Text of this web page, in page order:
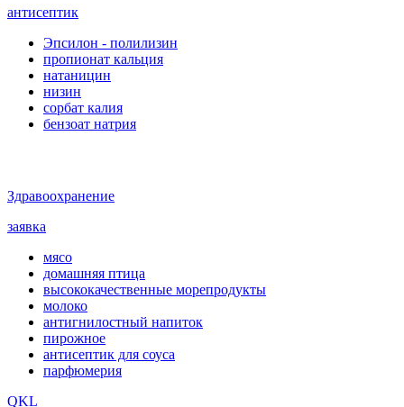
антисептик
Эпсилон - полилизин
пропионат кальция
натаницин
низин
сорбат калия
бензоат натрия
Здравоохранение
заявка
мясо
домашняя птица
высококачественные морепродукты
молоко
антигнилостный напиток
пирожное
антисептик для соуса
парфюмерия
QKL